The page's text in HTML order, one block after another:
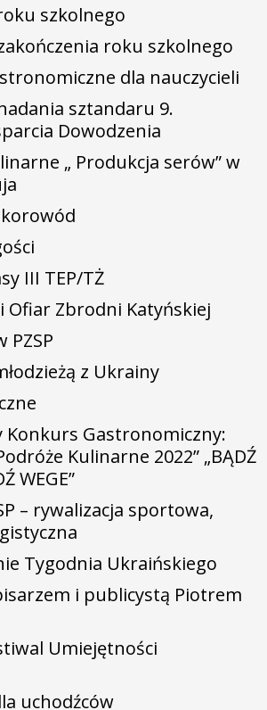
szkolnego
roku szkolnego
dla nauczycieli
sztandaru 9.
Dowodzenia
„ Produkcja serów” w
III TEP/TŻ
Ofiar Zbrodni Katyńskiej
PZSP
z Ukrainy
Konkurs Gastronomiczny:
Kulinarne 2022” „BĄDŹ
WEGE”
– rywalizacja sportowa,
Tygodnia Ukraińskiego
i publicystą Piotrem
Umiejętności
uchodźców